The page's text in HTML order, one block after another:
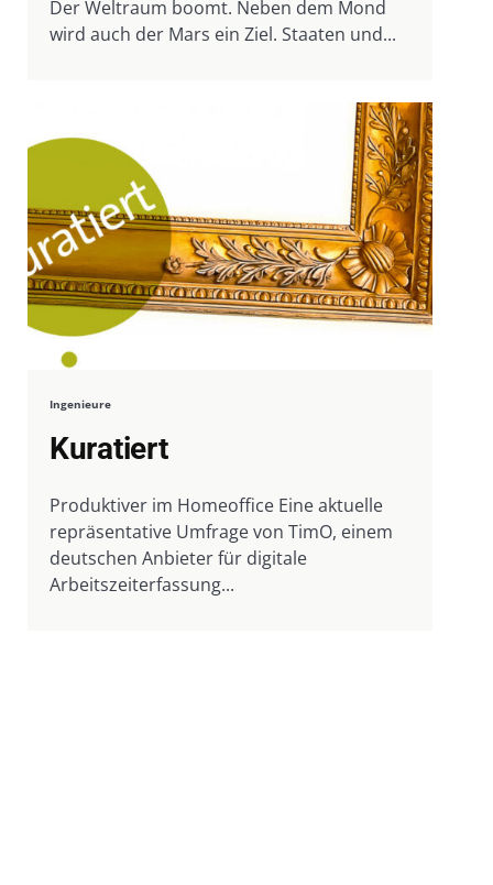
Der Weltraum boomt. Neben dem Mond
wird auch der Mars ein Ziel. Staaten und...
Ingenieure
Kuratiert
Produktiver im Homeoffice Eine aktuelle
repräsentative Umfrage von TimO, einem
deutschen Anbieter für digitale
Arbeitszeiterfassung...